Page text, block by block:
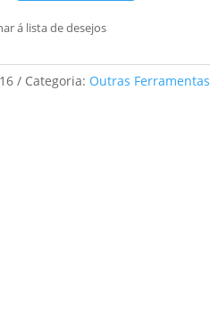
á lista de desejos
Categoria: Outras Ferramentas